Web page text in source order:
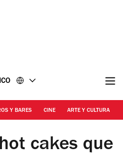
Y BARES CINE ARTE Y CULTURA
cakes que